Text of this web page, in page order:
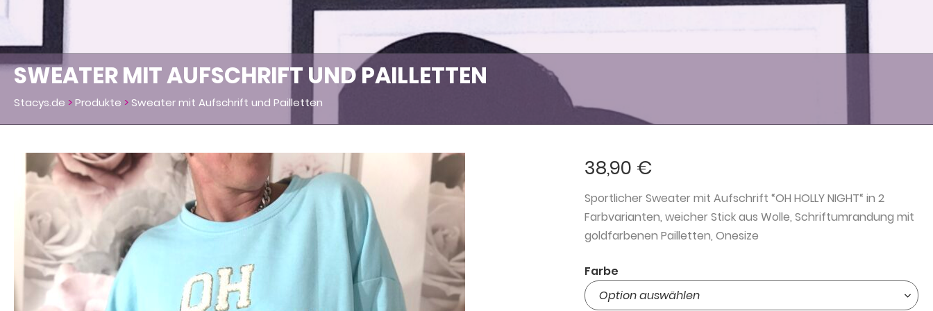
SWEATER MIT AUFSCHRIFT UND PAILLETTEN
Stacys.de >Produkte >Sweater mit Aufschrift und Pailletten
38,90 €
Sportlicher Sweater mit Aufschrift “OH HOLLY NIGHT“ in 2
Farbvarianten, weicher Stick aus Wolle, Schriftumrandung mit
goldfarbenen Pailletten, Onesize
Farbe